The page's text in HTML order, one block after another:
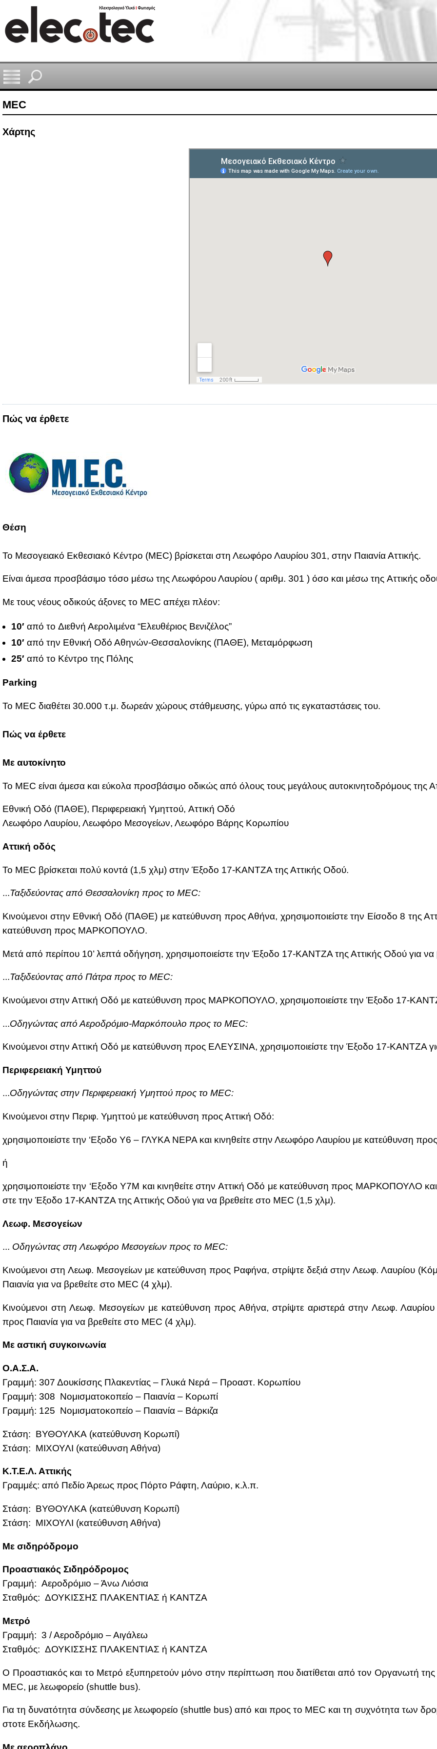
MEC
Xάρτης
Πώς να έρθετε
Θέ­ση
Το Με­σο­γεια­κό Εκ­θε­σια­κό Κέ­ντρο (MEC) βρί­σκε­ται στη Λε­ω­φό­ρο Λαυ­ρί­ου 301, στην Παια­νία Ατ­τι­κής.
Εί­ναι άμε­σα προ­σβά­σι­μο τό­σο μέ­σω της Λε­ω­φό­ρου Λαυ­ρί­ου ( αριθμ. 301 ) όσο και μέ­σω της Ατ­τι­κής
Με τους νέ­ους οδι­κούς άξο­νες το MEC απέ­χει πλέ­ον:
10′ από το Διε­θνή Αε­ρο­λι­μέ­να “Ελευ­θέ­ριος Βε­νι­ζέ­λος”
10′ από την Εθνι­κή Οδό Αθη­νών-Θεσ­σα­λο­νί­κης (ΠΑ­ΘΕ), Με­τα­μόρ­φω­ση
25′ από το Κέ­ντρο της Πό­λης
Parking
Το MEC δια­θέ­τει 30.000 τ.μ. δω­ρε­άν χώ­ρους στάθ­μευ­σης, γύ­ρω από τις εγκα­τα­στά­σεις του.
Πώς να έρ­θε­τε
Με αυ­το­κί­νη­το
To MEC εί­ναι άμε­σα και εύ­κο­λα προ­σβά­σι­μο οδι­κώς από όλους τους με­γά­λους αυ­το­κι­νη­το­δρό­μους της
Εθνι­κή Οδό (ΠΑ­ΘΕ), Πε­ρι­φε­ρεια­κή Υμητ­τού, Ατ­τι­κή Οδό
Λε­ω­φό­ρο Λαυ­ρί­ου, Λε­ω­φό­ρο Με­σο­γεί­ων, Λε­ω­φό­ρο Βά­ρης Κο­ρω­πί­ου
Ατ­τι­κή οδός
To MEC βρί­σκε­ται πο­λύ κο­ντά (1,5 χλμ) στην Έξο­δο 17-ΚΑΝ­ΤΖΑ της Ατ­τι­κής Οδού.
...Τα­ξι­δεύ­ο­ντας από Θεσ­σα­λο­νί­κη προς το MEC:
Κι­νού­με­νοι στην Εθνι­κή Οδό (ΠΑ­ΘΕ) με κα­τεύ­θυν­ση προς Αθή­να, χρη­σι­μο­ποιεί­στε την Εί­σο­δο 8 της
κα­τεύ­θυν­ση προς ΜΑΡ­ΚΟ­ΠΟΥ­ΛΟ.
Με­τά από πε­ρί­που 10’ λε­πτά οδή­γη­ση, χρη­σι­μο­ποιεί­στε την Έξο­δο 17-ΚΑΝ­ΤΖΑ της Ατ­τι­κής Οδού για να
...Τα­ξι­δεύ­ο­ντας από Πά­τρα προς το MEC:
Κι­νού­με­νοι στην Ατ­τι­κή Οδό με κα­τεύ­θυν­ση προς ΜΑΡ­ΚΟ­ΠΟΥ­ΛΟ, χρη­σι­μο­ποιεί­στε την Έξο­δο 17-
...Οδη­γώ­ντας από Αε­ρο­δρό­μιο-Μαρ­κό­που­λο προς το MEC:
Κι­νού­με­νοι στην Ατ­τι­κή Οδό με κα­τεύ­θυν­ση προς ΕΛΕΥ­ΣΙ­ΝΑ, χρη­σι­μο­ποιεί­στε την Έξο­δο 17-ΚΑΝ­ΤΖΑ
Πε­ρι­φε­ρεια­κή Υμητ­τού
...Οδη­γώ­ντας στην Πε­ρι­φε­ρεια­κή Υμητ­τού προς το MEC:
Κι­νού­με­νοι στην Πε­ριφ. Υμητ­τού με κα­τεύ­θυν­ση προς Ατ­τι­κή Οδό:
χρη­σι­μο­ποιεί­στε την ‘Eξο­δο Υ6 – ΓΛΥ­ΚΑ ΝΕ­ΡΑ και κι­νη­θεί­τε στην Λε­ω­φό­ρο Λαυ­ρί­ου με κα­τεύ­θυν­ση
ή
χρη­σι­μο­ποιεί­στε την ‘Εξο­δο Υ7Μ και κι­νη­θεί­τε στην Ατ­τι­κή Οδό με κα­τεύ­θυν­ση προς ΜΑΡ­ΚΟ­ΠΟΥ­ΛΟ
στε την Έξο­δο 17-ΚΑΝ­ΤΖΑ της Ατ­τι­κής Οδού για να βρε­θεί­τε στο MEC (1,5 χλμ).
Λε­ωφ. Με­σο­γεί­ων
... Οδη­γώ­ντας στη Λε­ω­φό­ρο Με­σο­γεί­ων προς το MEC:
Κι­νού­με­νοι στη Λε­ωφ. Με­σο­γεί­ων με κα­τεύ­θυν­ση προς Ρα­φή­να, στρίψ­τε δε­ξιά στην Λε­ωφ. Λαυ­ρί­ου
Παια­νία για να βρε­θεί­τε στο MEC (4 χλμ).
Κι­νού­με­νοι στη Λε­ωφ. Με­σο­γεί­ων με κα­τεύ­θυν­ση προς Αθή­να, στρίψ­τε αρι­στε­ρά στην Λε­ωφ.
προς Παια­νία για να βρε­θεί­τε στο MEC (4 χλμ).
Με αστι­κή συ­γκοι­νω­νία
Ο.Α.Σ.Α.
Γραμ­μή: 307 Δου­κίσ­σης Πλα­κε­ντί­ας – Γλυ­κά Νε­ρά – Προ­αστ. Κο­ρω­πί­ου
Γραμ­μή: 308 Νο­μι­σμα­το­κο­πείο – Παια­νία – Κο­ρω­πί
Γραμ­μή: 125 Νο­μι­σμα­το­κο­πείο – Παια­νία – Βάρ­κι­ζα
Στά­ση: ΒΥ­ΘΟΥΛ­ΚΑ (κα­τεύ­θυν­ση Κο­ρω­πί)
Στά­ση: ΜΙ­ΧΟΥ­ΛΙ (κα­τεύ­θυν­ση Αθή­να)
Κ.Τ.Ε.Λ. Ατ­τι­κής
Γραμ­μές: από Πε­δίο Άρε­ως προς Πόρ­το Ρά­φτη, Λαύ­ριο, κ.λ.π.
Στά­ση: ΒΥ­ΘΟΥΛ­ΚΑ (κα­τεύ­θυν­ση Κο­ρω­πί)
Στά­ση: ΜΙ­ΧΟΥ­ΛΙ (κα­τεύ­θυν­ση Αθή­να)
Με σι­δη­ρό­δρο­μο
Προ­α­στια­κός Σι­δη­ρό­δρο­μος
Γραμ­μή: Αε­ρο­δρό­μιο – Άνω Λιό­σια
Σταθ­μός: ΔΟΥ­ΚΙΣ­ΣΗΣ ΠΛΑ­ΚΕ­ΝΤΙΑΣ ή ΚΑΝ­ΤΖΑ
Με­τρό
Γραμ­μή: 3 / Αε­ρο­δρό­μιο – Αι­γά­λεω
Σταθ­μός: ΔΟΥ­ΚΙΣ­ΣΗΣ ΠΛΑ­ΚΕ­ΝΤΙΑΣ ή ΚΑΝ­ΤΖΑ
Ο Προ­α­στια­κός και το Με­τρό εξυ­πη­ρε­τούν μό­νο στην πε­ρί­πτω­ση που δια­τί­θε­ται από τον Ορ­γα­νω­τή
MEC, με λε­ω­φο­ρείο (shuttle bus).
Για τη δυ­να­τό­τη­τα σύν­δε­σης με λε­ω­φο­ρείο (shuttle bus) από και προς το MEC και τη συ­χνό­τη­τα των
στο­τε Εκ­δή­λω­σης.